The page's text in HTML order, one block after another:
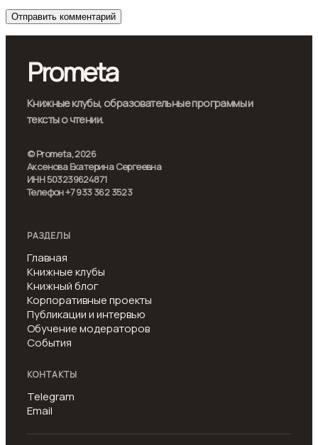
Prometa
Книжные клубы, образовательные программы и
тексты о чтении.
© Prometa, 2026
Аксенова Екатерина Сергеевна
ИНН 503239624871
Телефон +7 933 362 3523
РАЗДЕЛЫ
Главная
Книжные клубы
Книжный блог
Корпоративные проекты
Публикации и интервью
Обучение модераторов
События
КОНТАКТЫ
Telegram
Email